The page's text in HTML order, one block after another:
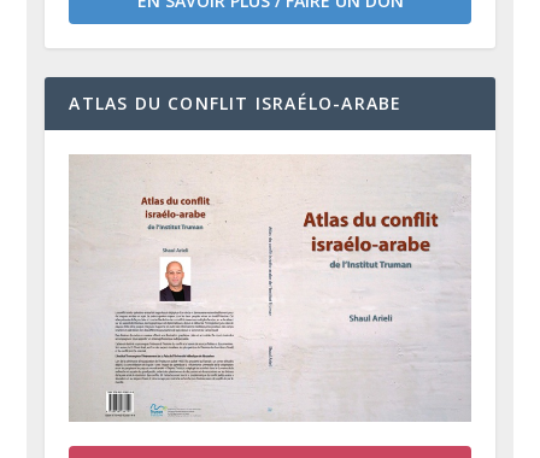
ATLAS DU CONFLIT ISRAÉLO-ARABE